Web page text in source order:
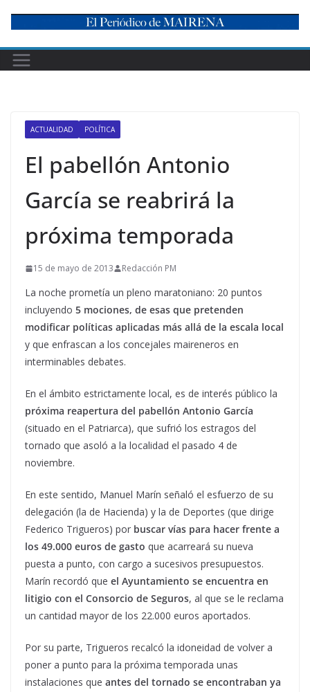
content
ACTUALIDAD POLÍTICA
El pabellón Antonio
García se reabrirá la
próxima temporada
15 de mayo de 2013 Redacción PM
La noche prometía un pleno maratoniano: 20 puntos
incluyendo 5 mociones, de esas que pretenden
modificar políticas aplicadas más allá de la escala local
y que enfrascan a los concejales maireneros en
interminables debates.
En el ámbito estrictamente local, es de interés público la
próxima reapertura del pabellón Antonio García
(situado en el Patriarca), que sufrió los estragos del
tornado que asoló a la localidad el pasado 4 de
noviembre.
En este sentido, Manuel Marín señaló el esfuerzo de su
delegación (la de Hacienda) y la de Deportes (que dirige
Federico Trigueros) por buscar vías para hacer frente a
los 49.000 euros de gasto que acarreará su nueva
puesta a punto, con cargo a sucesivos presupuestos.
Marín recordó que el Ayuntamiento se encuentra en
litigio con el Consorcio de Seguros, al que se le reclama
un cantidad mayor de los 22.000 euros aportados.
Por su parte, Trigueros recalcó la idoneidad de volver a
poner a punto para la próxima temporada unas
instalaciones que antes del tornado se encontraban ya